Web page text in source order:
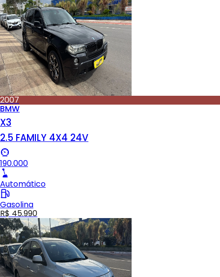
2007
BMW
X3
2.5 FAMILY 4X4 24V
190.000
Automático
Gasolina
R$ 45.990